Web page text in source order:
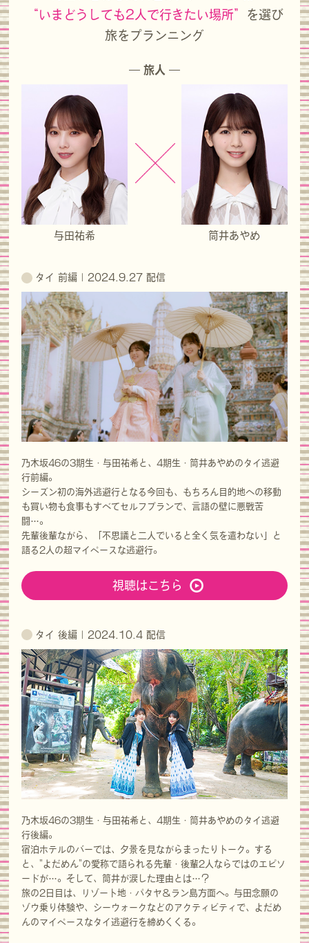
“いまどうしても2人で行きたい場所”
を選び
旅をプランニング
― 旅人 ―
与田祐希 筒井あやめ
タイ 前編 | 2024.9.27 配信
乃木坂46の3期生・与田祐希と、4期生・筒井あやめのタイ逃避
行前編。
シーズン初の海外逃避行となる今回も、もちろん目的地への移動
も買い物も食事もすべてセルフプランで、言語の壁に悪戦苦
闘…。
先輩後輩ながら、「不思議と二人でいると全く気を遣わない」と
語る2人の超マイペースな逃避行。
視聴はこちら
タイ 後編 | 2024.10.4 配信
乃木坂46の3期生・与田祐希と、4期生・筒井あやめのタイ逃避
行後編。
宿泊ホテルのバーでは、夕景を見ながらまったりトーク。する
と、"よだめん"の愛称で語られる先輩・後輩2人ならではのエピソ
ードが…。そして、筒井が涙した理由とは…？
旅の2日目は、リゾート地・パタヤ＆ラン島方面へ。与田念願の
ゾウ乗り体験や、シーウォークなどのアクティビティで、よだめ
んのマイペースなタイ逃避行を締めくくる。